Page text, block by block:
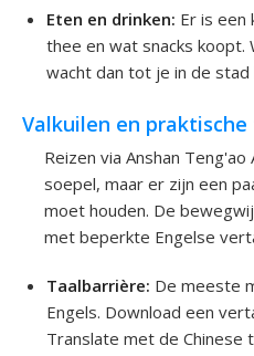
Eten en drinken: Er is een
thee en wat snacks koopt.
wacht dan tot je in de stad
Valkuilen en praktische
Reizen via Anshan
soepel, maar er zijn een
moet houden. De
met beperkte Engelse
Taalbarrière: De meeste
Engels. Download een
Translate met de Chinese